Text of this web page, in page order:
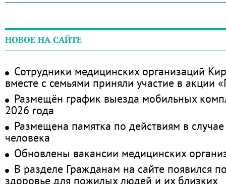
НОВОЕ НА САЙТЕ
Сотрудники медицинских организаций
вместе с семьями приняли участие в акции
Размещён график выезда мобильных
2026 года
Размещена памятка по действиям в
человека
Обновлены вакансии медицинских
В разделе Гражданам на сайте появился
здоровье для пожилых людей и их близких